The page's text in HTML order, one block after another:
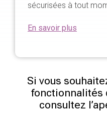
sécurisées à tout
En savoir plus
Si vous
fonctionnalités
consultez